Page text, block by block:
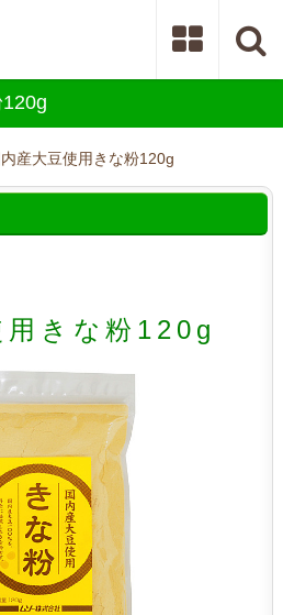
産大豆使用きな粉120g
用きな粉120g